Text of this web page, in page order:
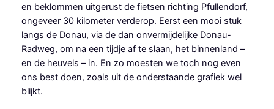
en beklommen uitgerust de fietsen richting Pfullendorf,
ongeveer 30 kilometer verderop. Eerst een mooi stuk
langs de Donau, via de dan onvermijdelijke Donau-
Radweg, om na een tijdje af te slaan, het binnenland –
en de heuvels – in. En zo moesten we toch nog even
ons best doen, zoals uit de onderstaande grafiek wel
blijkt.